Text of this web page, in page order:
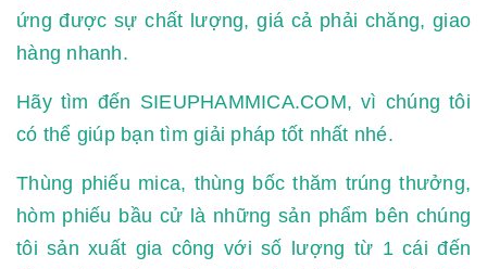
ứng được sự chất lượng, giá cả phải chăng, giao
hàng nhanh.
Hãy tìm đến SIEUPHAMMICA.COM, vì chúng tôi
có thể giúp bạn tìm giải pháp tốt nhất nhé.
Thùng phiếu mica, thùng bốc thăm trúng thưởng,
hòm phiếu bầu cử là những sản phẩm bên chúng
tôi sản xuất gia công với số lượng từ 1 cái đến